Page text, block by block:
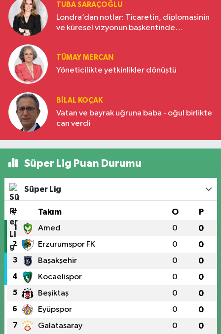
TUBA SARAÇOĞLU
Londra’dan notlar: Ticaretin, diplomasinin
ve küresel vizyonun başkentinde
TÜMAY MERCAN
Yöneticilikte yetkinlikler dönüştü
BILAL KOÇAK
Vatan ve bayrak uğruna baba - oğul birlikte
can verdi
Süper Lig Puan Durumu
Süper Lig
# Takım O P
1 Amed 0 0
2 Erzurumspor FK 0 0
3 Başakşehir 0 0
4 Kocaelispor 0 0
5 Beşiktaş 0 0
6 Eyüpspor 0 0
7 Galatasaray 0 0